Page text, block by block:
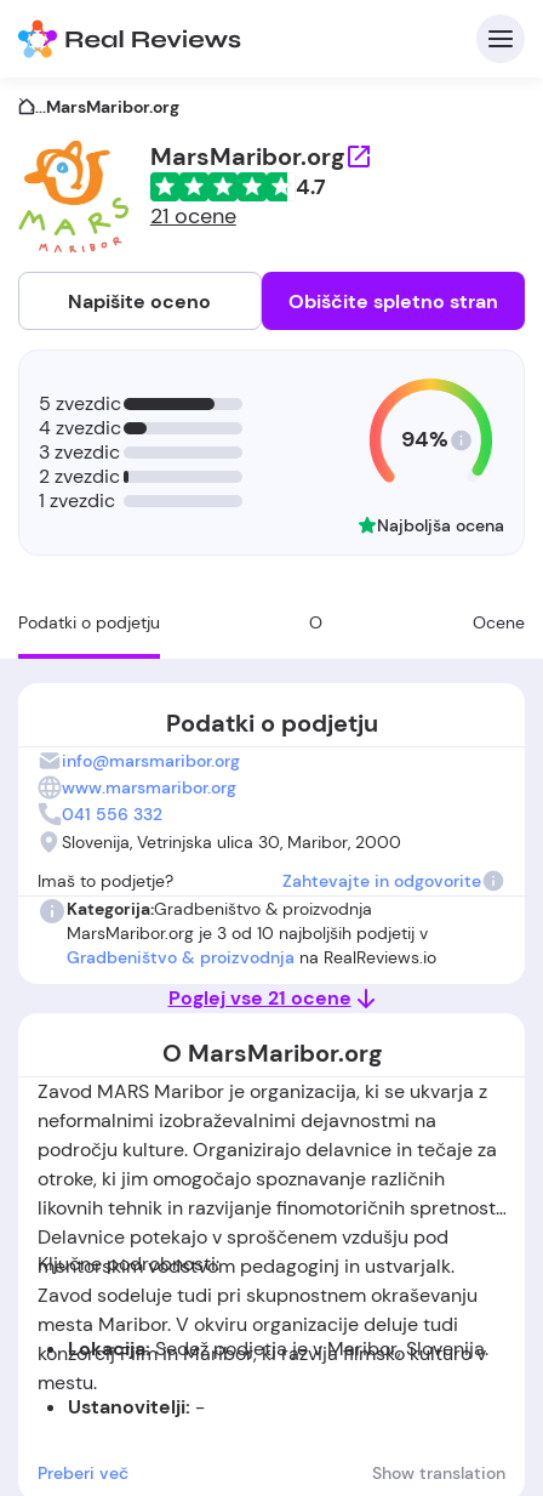
...MarsMaribor.org
MarsMaribor.org
4.7
21 ocene
Napišite oceno Obiščite spletno stran
Podatki o podjetju O Ocene
5 zvezdic
4 zvezdic
3 zvezdic
2 zvezdic
1 zvezdic
94%
Najboljša ocena
Podatki o podjetju
info@marsmaribor.org
www.marsmaribor.org
041 556 332
Slovenija, Vetrinjska ulica 30, Maribor, 2000
Imaš to podjetje?
Zahtevajte in odgovorite
Kategorija:Gradbeništvo & proizvodnja
MarsMaribor.org je 3 od 10 najboljših podjetij v
Gradbeništvo & proizvodnja na RealReviews.io
Poglej vse 21 ocene
O MarsMaribor.org
Zavod MARS Maribor je organizacija, ki se ukvarja z
neformalnimi izobraževalnimi dejavnostmi na
področju kulture. Organizirajo delavnice in tečaje za
otroke, ki jim omogočajo spoznavanje različnih
likovnih tehnik in razvijanje finomotoričnih spretnosti.
Delavnice potekajo v sproščenem vzdušju pod
mentorskim vodstvom pedagoginj in ustvarjalk.
Zavod sodeluje tudi pri skupnostnem okraševanju
mesta Maribor. V okviru organizacije deluje tudi
konzorcij Film in Maribor, ki razvija filmsko kulturo v
mestu.
Ključne podrobnosti:
Lokacija:Sedež podjetja je v Maribor, Slovenija.
Ustanovitelji: -
Datum ustanovitve:
Preberi več Show translation